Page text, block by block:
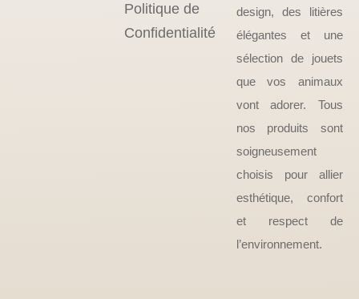
Politique de
Confidentialité
design, des litières
élégantes et une
sélection de jouets
que vos animaux
vont adorer. Tous
nos produits sont
soigneusement
choisis pour allier
esthétique, confort
et respect de
l’environnement.